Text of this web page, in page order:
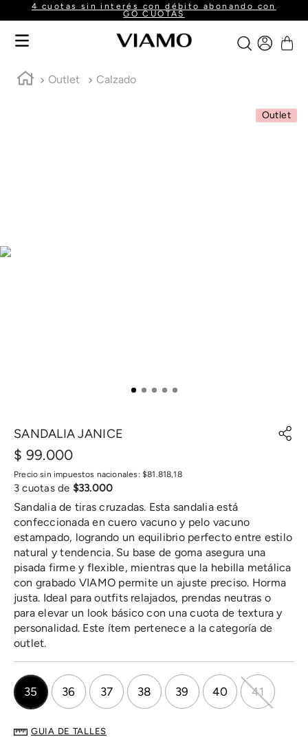
4 cuotas sin interés con débito abonando con
GO CUOTAS
Outlet Calzado
Outlet
SANDALIA JANICE
$ 99.000
Precio sin impuestos nacionales: $81.818,18
3 cuotas de $33.000
Sandalia de tiras cruzadas. Esta sandalia está
confeccionada en cuero vacuno y pelo vacuno
estampado, logrando un equilibrio perfecto entre estilo
natural y tendencia. Su base de goma asegura una
pisada firme y flexible, mientras que la hebilla metálica
con grabado VIAMO permite un ajuste preciso. Horma
justa. Ideal para outfits relajados, prendas neutras o
para elevar un look básico con una cuota de textura y
personalidad. Este ítem pertenece a la categoría de
outlet.
35 36 37 38 39 40 41
GUIA DE TALLES